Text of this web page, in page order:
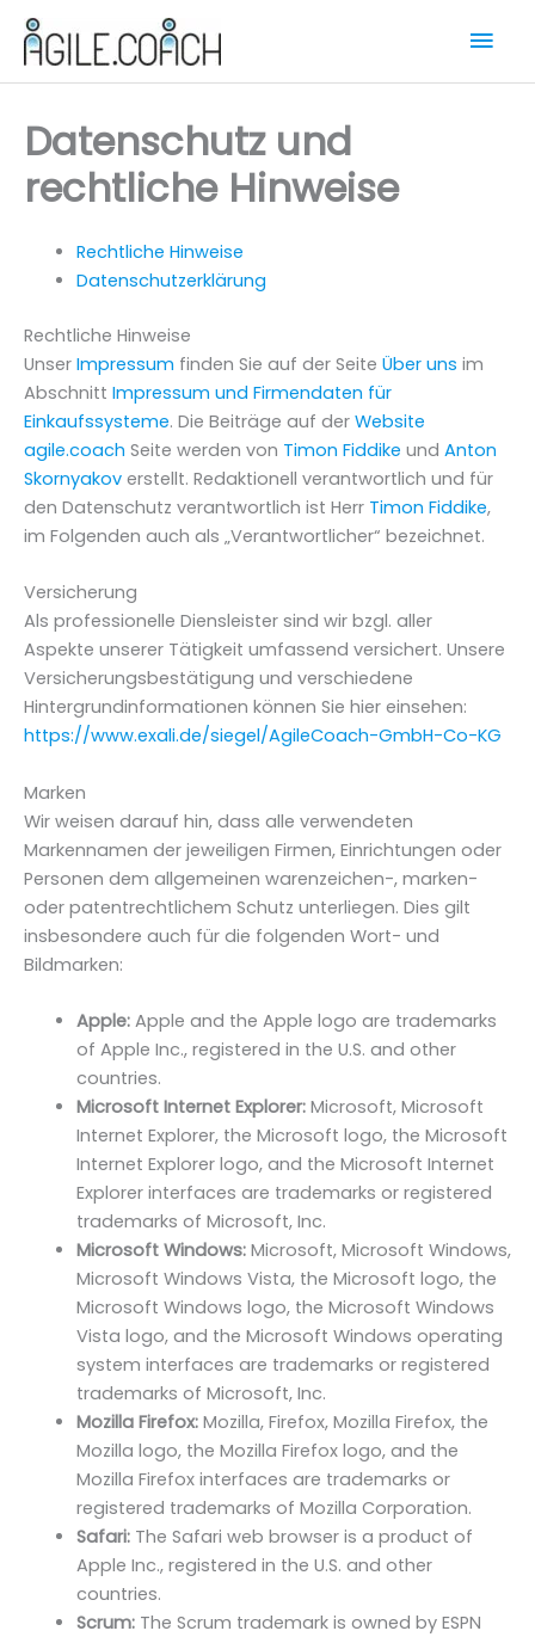
Zum
Inhalt
springen
Datenschutz und
rechtliche Hinweise
Rechtliche Hinweise
Datenschutzerklärung
Rechtliche Hinweise
Unser Impressum finden Sie auf der Seite Über uns im
Abschnitt Impressum und Firmendaten für
Einkaufssysteme. Die Beiträge auf der Website
agile.coach Seite werden von Timon Fiddike und Anton
Skornyakov erstellt. Redaktionell verantwortlich und für
den Datenschutz verantwortlich ist Herr Timon Fiddike,
im Folgenden auch als „Verantwortlicher“ bezeichnet.
Versicherung
Als professionelle Diensleister sind wir bzgl. aller
Aspekte unserer Tätigkeit umfassend versichert. Unsere
Versicherungsbestätigung und verschiedene
Hintergrundinformationen können Sie hier einsehen:
https://www.exali.de/siegel/AgileCoach-GmbH-Co-KG
Marken
Wir weisen darauf hin, dass alle verwendeten
Markennamen der jeweiligen Firmen, Einrichtungen oder
Personen dem allgemeinen warenzeichen-, marken-
oder patentrechtlichem Schutz unterliegen. Dies gilt
insbesondere auch für die folgenden Wort- und
Bildmarken:
Apple:Apple and the Apple logo are trademarks
of Apple Inc., registered in the U.S. and other
countries.
Microsoft Internet Explorer:Microsoft, Microsoft
Internet Explorer, the Microsoft logo, the Microsoft
Internet Explorer logo, and the Microsoft Internet
Explorer interfaces are trademarks or registered
trademarks of Microsoft, Inc.
Microsoft Windows:Microsoft, Microsoft Windows,
Microsoft Windows Vista, the Microsoft logo, the
Microsoft Windows logo, the Microsoft Windows
Vista logo, and the Microsoft Windows operating
system interfaces are trademarks or registered
trademarks of Microsoft, Inc.
Mozilla Firefox:Mozilla, Firefox, Mozilla Firefox, the
Mozilla logo, the Mozilla Firefox logo, and the
Mozilla Firefox interfaces are trademarks or
registered trademarks of Mozilla Corporation.
Safari:The Safari web browser is a product of
Apple Inc., registered in the U.S. and other
countries.
Scrum:The Scrum trademark is owned by ESPN